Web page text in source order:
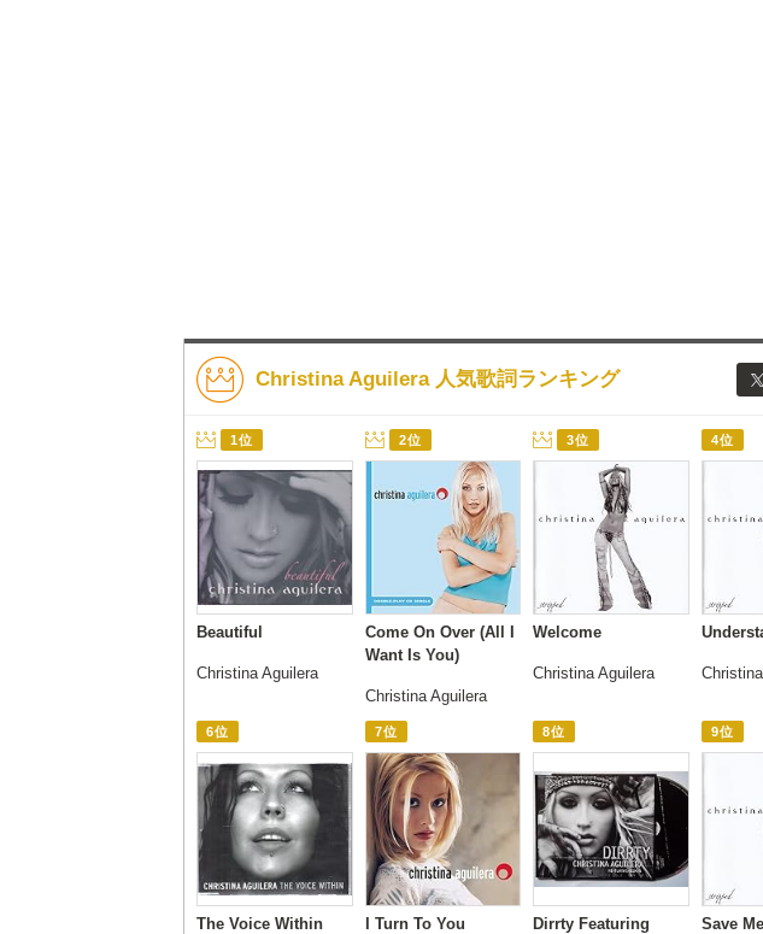
Christina Aguilera 人気歌詞ランキング
1位
Beautiful
Christina Aguilera
2位
Come On Over (All I
Want Is You)
Christina Aguilera
3位
Welcome
Christina Aguilera
4位
6位
The Voice Within
7位
I Turn To You
8位
Dirrty Featuring
9位
Save